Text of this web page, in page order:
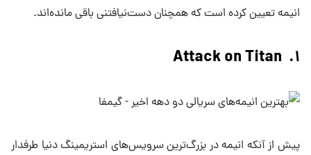
انیمه تعیین کرده است که همچنان دست‌نیافتنی باقی مانده‌اند.
۱. Attack on Titan
پیش از آنکه انیمه در بزرگ‌ترین سرویس‌های استریمینگ دنیا طرفدار